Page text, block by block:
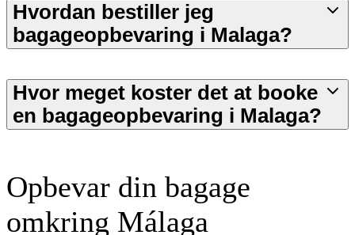
Hvordan bestiller jeg
bagageopbevaring i Malaga?
Hvor meget koster det at booke
en bagageopbevaring i Malaga?
Opbevar din bagage
omkring Málaga